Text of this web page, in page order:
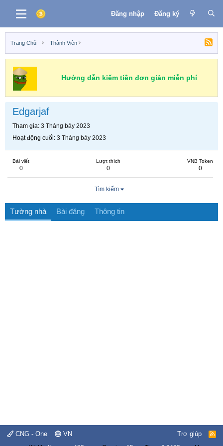
Đăng nhập Đăng ký
Trang Chủ Thành Viên
Hướng dẫn kiếm tiền đơn giản miễn phí
Edgarjaf
Tham gia 3 Tháng bảy 2023
Hoạt động cuối 3 Tháng bảy 2023
Bài viết
0
Lượt thích
0
VNB Token
0
Tìm kiếm
Tường nhà Bài đăng Thông tin
CNG - One VN Trợ giúp
R